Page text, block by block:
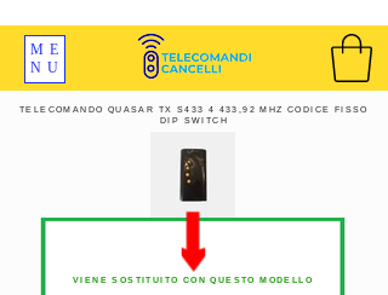
ME
NU
TELECOMANDO QUASAR TX S433 4 433,92 MHZ CODICE FISSO
DIP SWITCH
VIENE SOSTITUITO CON QUESTO MODELLO